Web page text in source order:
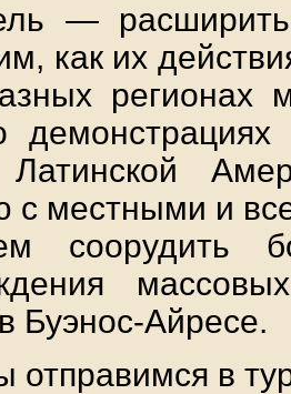
—
как их
регионах
Латинской
с местными и
соорудить
Буэнос-Айресе.
отправимся в